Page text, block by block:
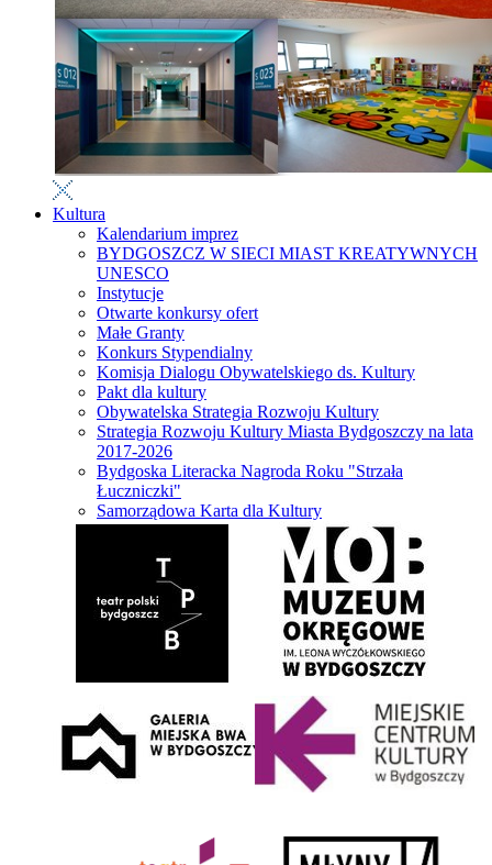
Kultura
Kalendarium imprez
BYDGOSZCZ W SIECI MIAST KREATYWNYCH
UNESCO
Instytucje
Otwarte konkursy ofert
Małe Granty
Konkurs Stypendialny
Komisja Dialogu Obywatelskiego ds. Kultury
Pakt dla kultury
Obywatelska Strategia Rozwoju Kultury
Strategia Rozwoju Kultury Miasta Bydgoszczy na lata
2017-2026
Bydgoska Literacka Nagroda Roku "Strzała
Łuczniczki"
Samorządowa Karta dla Kultury